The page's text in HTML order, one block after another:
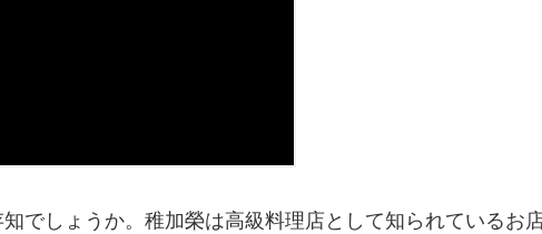
でしょうか。稚加榮は高級料理店として知られているお